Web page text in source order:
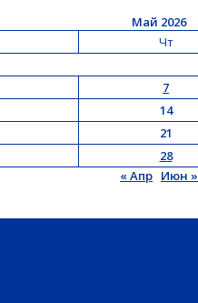
Май 2026
Чт
7
14
21
28
« Апр Июн »